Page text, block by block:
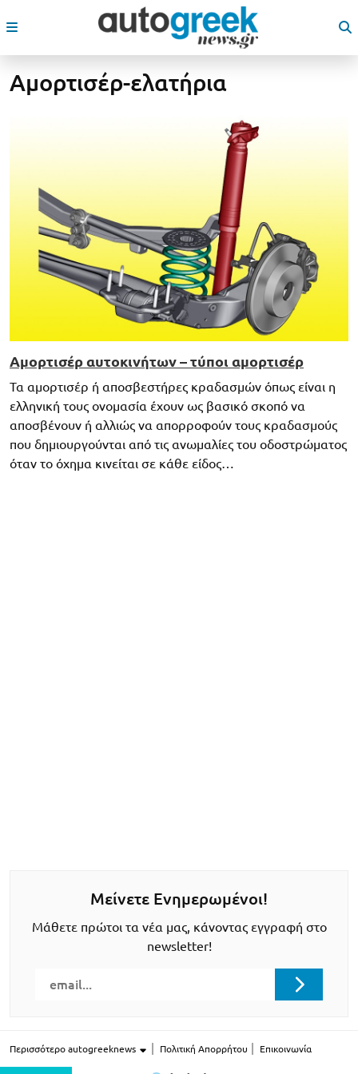
Αμορτισέρ-ελατήρια
Αμορτισέρ αυτοκινήτων – τύποι αμορτισέρ
Τα αμορτισέρ ή αποσβεστήρες κραδασμών όπως είναι η
ελληνική τους ονομασία έχουν ως βασικό σκοπό να
αποσβένουν ή αλλιώς να απορροφούν τους κραδασμούς
που δημιουργούνται από τις ανωμαλίες του οδοστρώματος
όταν το όχημα κινείται σε κάθε είδος…
Μείνετε Ενημερωμένοι!
Μάθετε πρώτοι τα νέα μας, κάνοντας εγγραφή στο
newsletter!
Περισσότερο autogreeknews Πολιτική Απορρήτου Επικοινωνία